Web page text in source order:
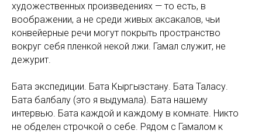
художественных произведениях — то есть, в
воображении, а не среди живых аксакалов, чьи
конвейерные речи могут покрыть пространство
вокруг себя пленкой некой лжи. Гамал служит, не
дежурит.
Бата экспедиции. Бата Кыргызстану. Бата Таласу.
Бата балбалу (это я выдумала). Бата нашему
интервью. Бата каждой и каждому в комнате. Никто
не обделен строчкой о себе. Рядом с Гамалом к